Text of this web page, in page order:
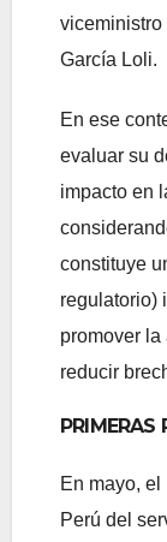
García Loli.
En ese
evaluar su
impacto en
constituye
regulatorio)
promover
reducir
PRIMERAS
En mayo,
Perú del